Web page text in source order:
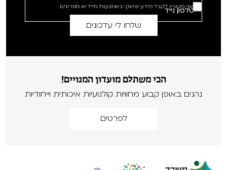
אני מעוניין לקבל מידע שיווקי באמצעות מייל או מסרונים
הכי משתלם מועדון המנויים!
נהנים באופן קבוע מחוויות קולנועיות איכותית וייחודיות
לפרטים